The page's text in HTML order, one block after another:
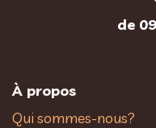
de
À propos
Qui sommes-nous?